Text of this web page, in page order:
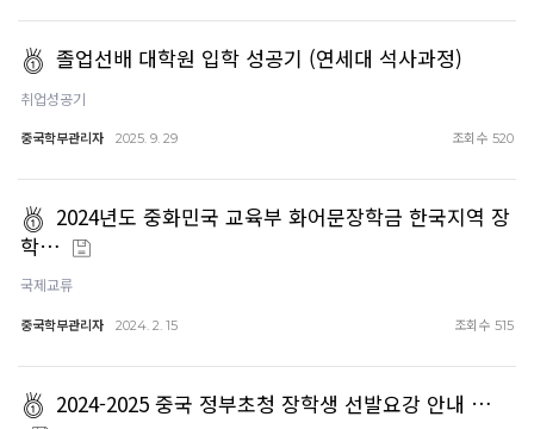
졸업선배 대학원 입학 성공기 (연세대 석사과정)
취업성공기
중국학부관리자 2025. 9. 29 조회수 520
2024년도 중화민국 교육부 화어문장학금 한국지역 장
학…
국제교류
중국학부관리자 2024. 2. 15 조회수 515
2024-2025 중국 정부초청 장학생 선발요강 안내 …